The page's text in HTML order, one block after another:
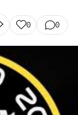
0 0